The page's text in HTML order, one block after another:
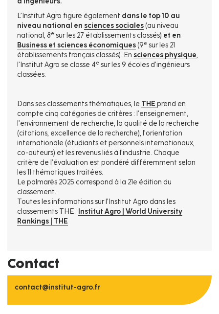
L’Institut Agro figure également dans le top 10 au
niveau national en sciences sociales(au niveau
national, 8e sur les 27 établissements classés) et en
Business et sciences économiques(9e sur les 21
établissements français classés). En sciences physique,
l’Institut Agro se classe 4e sur les 9 écoles d’ingénieurs
classées.
Dans ses classements thématiques, le THE prend en
compte cinq catégories de critères : l’enseignement,
l’environnement de recherche, la qualité de la recherche
(citations, excellence de la recherche), l’orientation
internationale (étudiants et personnels internationaux,
co-auteurs) et les revenus liés à l’industrie. Chaque
critère de l’évaluation est pondéré différemment selon
les 11 thématiques traitées.
Le palmarès 2025 correspond à la 21e édition du
classement.
Toutes les informations sur l’Institut Agro dans les
classements THE : Institut Agro | World University
Rankings | THE
Contact
contact@institut-agro.fr